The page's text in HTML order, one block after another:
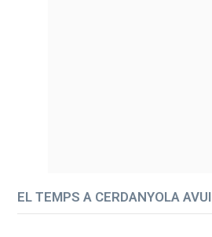
EL TEMPS A CERDANYOLA AVUI